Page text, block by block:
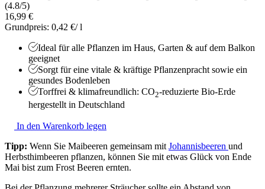
(4.8/5)
16,99 €
Grundpreis: 0,42 €/ l
Ideal für alle Pflanzen im Haus, Garten & auf dem Balkon
geeignet
Sorgt für eine vitale & kräftige Pflanzenpracht sowie ein
gesundes Bodenleben
Torffrei & klimafreundlich: CO2-reduzierte Bio-Erde
hergestellt in Deutschland
In den Warenkorb legen
Tipp: Wenn Sie Maibeeren gemeinsam mitJohannisbeeren und
Herbsthimbeeren pflanzen, können Sie mit etwas Glück von Ende
Mai bist zum Frost Beeren ernten.